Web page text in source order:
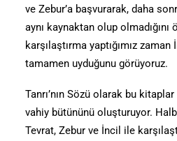
ve Zebur’a başvurarak, daha
aynı kaynaktan olup
karşılaştırma yaptığımız
tamamen uyduğunu görüyoruz.
Tanrı’nın Sözü olarak bu
vahiy bütününü oluşturuyor.
Tevrat, Zebur ve İncil ile